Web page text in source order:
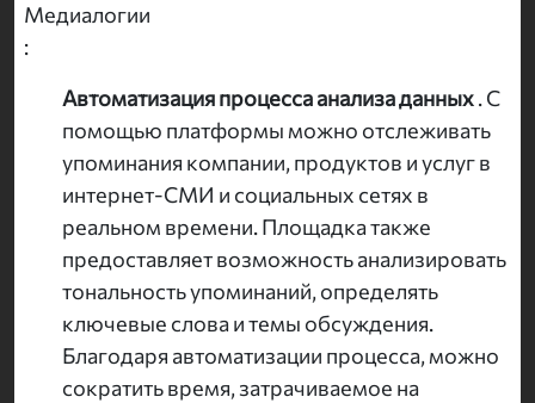
Медиалогии
:
Автоматизация процесса анализа данных. С
помощью платформы можно отслеживать
упоминания компании, продуктов и услуг в
интернет-СМИ и социальных сетях в
реальном времени. Площадка также
предоставляет возможность анализировать
тональность упоминаний, определять
ключевые слова и темы обсуждения.
Благодаря автоматизации процесса, можно
сократить время, затрачиваемое на